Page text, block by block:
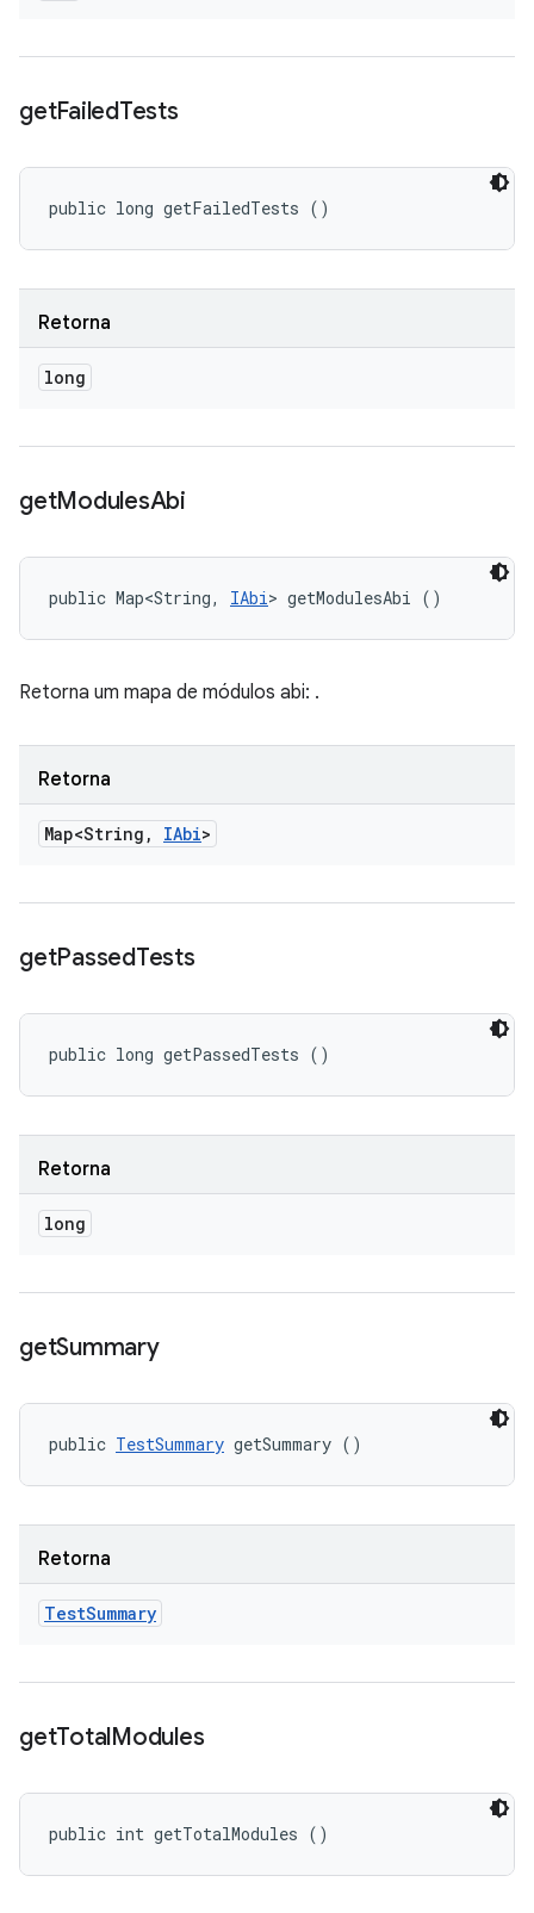
getFailedTests
public long getFailedTests ()
Retorna
long
getModulesAbi
public Map<String, IAbi> getModulesAbi ()
Retorna um mapa de módulos abi: .
Retorna
Map<String , IAbi>
getPassedTests
public long getPassedTests ()
Retorna
long
getSummary
public TestSummary getSummary ()
Retorna
TestSummary
getTotalModules
public int getTotalModules ()